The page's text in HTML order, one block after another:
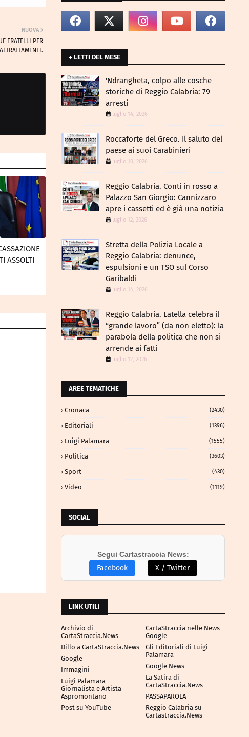
NUOVA
FRATELLI PER
ASSOLTI
+ LETTI DEL MESE
​'Ndrangheta, colpo alle cosche
storiche di Reggio Calabria: 79
arresti
luglio 14, 2026
Roccaforte del Greco. Il saluto del
paese ai suoi Carabinieri
luglio 10, 2026
Reggio Calabria. Conti in rosso a
Palazzo San Giorgio: Cannizzaro
apre i cassetti ed è già una notizia
luglio 12, 2026
​Stretta della Polizia Locale a
Reggio Calabria: denunce,
espulsioni e un TSO sul Corso
Garibaldi
luglio 14, 2026
Reggio Calabria. Latella celebra il
“grande lavoro” (da non eletto): la
parabola della politica che non si
arrende ai fatti
luglio 12, 2026
AREE TEMATICHE
Cronaca (2430)
Editoriali (1396)
Luigi Palamara (1555)
Politica (3603)
Sport (430)
Video (1119)
SOCIAL
Segui Cartastraccia News:
Facebook X / Twitter
LINK UTILI
Archivio di
CartaStraccia.News
CartaStraccia nelle News
Google
Dillo a CartaStraccia.News
Gli Editoriali di Luigi
Palamara
Google
Google News
Immagini
La Satira di
CartaStraccia.News
Luigi Palamara
Giornalista e Artista
Aspromontano
PASSAPAROLA
Post su YouTube
Reggio Calabria su
Cartastraccia.News